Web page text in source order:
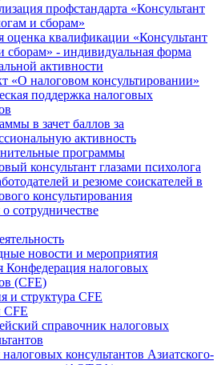
профстандарта «Консультант
и сборам»
оценка квалификации «Консультант
сборам» - индивидуальная форма
активности
«О налоговом консультировании»
поддержка налоговых
в зачет баллов за
активность
программы
консультант глазами психолога
и резюме соискателей в
консультирования
сотрудничестве
новости и мероприятия
Конфедерация налоговых
(CFE)
и структура CFE
справочник налоговых
консультантов Азиатского-